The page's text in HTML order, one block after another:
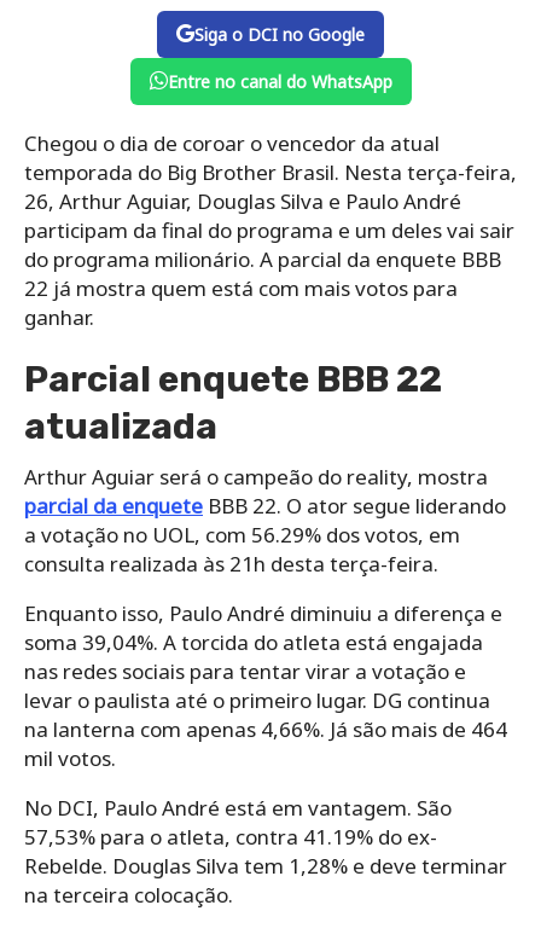
Siga o DCI no Google
Entre no canal do WhatsApp
Chegou o dia de coroar o vencedor da atual
temporada do Big Brother Brasil. Nesta terça-feira,
26, Arthur Aguiar, Douglas Silva e Paulo André
participam da final do programa e um deles vai sair
do programa milionário. A parcial da enquete BBB
22 já mostra quem está com mais votos para
ganhar.
Parcial enquete BBB 22
atualizada
Arthur Aguiar será o campeão do reality, mostra
parcial da enquete BBB 22. O ator segue liderando
a votação no UOL, com 56.29% dos votos, em
consulta realizada às 21h desta terça-feira.
Enquanto isso, Paulo André diminuiu a diferença e
soma 39,04%. A torcida do atleta está engajada
nas redes sociais para tentar virar a votação e
levar o paulista até o primeiro lugar. DG continua
na lanterna com apenas 4,66%. Já são mais de 464
mil votos.
No DCI, Paulo André está em vantagem. São
57,53% para o atleta, contra 41.19% do ex-
Rebelde. Douglas Silva tem 1,28% e deve terminar
na terceira colocação.